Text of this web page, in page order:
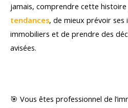
jamais, comprendre cette histoire
tendances, de mieux prévoir ses
immobiliers et de prendre des
avisées.
🎯 Vous êtes professionnel de